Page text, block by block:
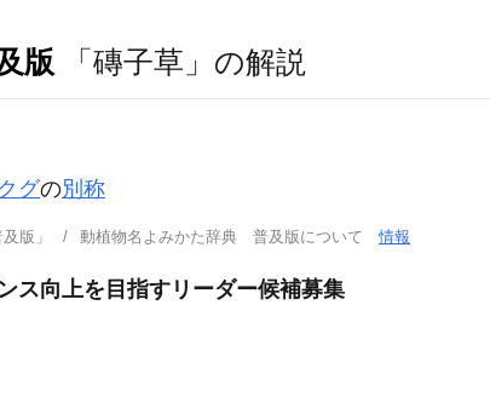
版 「磚子草」の解説
グの別称
版」 動植物名よみかた辞典 普及版について情報
ス向上を目指すリーダー候補募集